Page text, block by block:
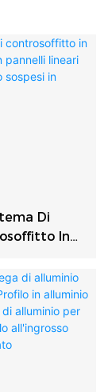
Di
In
Lineari
Legno
In Alluminio